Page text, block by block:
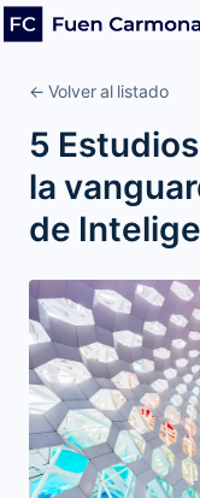
← Volver al listado
5
la
de